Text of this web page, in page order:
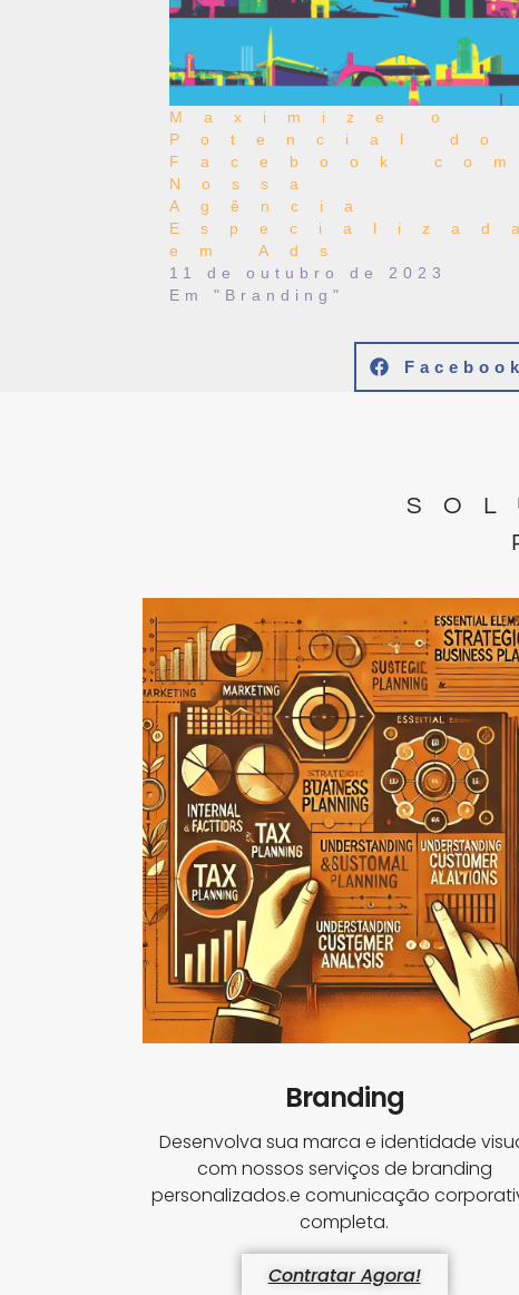
Maximize o
Potencial do
Facebook com
Nossa
Agência
em Ads
11 de outubro de 2023
Em "Branding"
Facebook
Branding
Desenvolva sua marca e identidade
com nossos serviços de branding
personalizados.e comunicação
completa.
Contratar Agora!